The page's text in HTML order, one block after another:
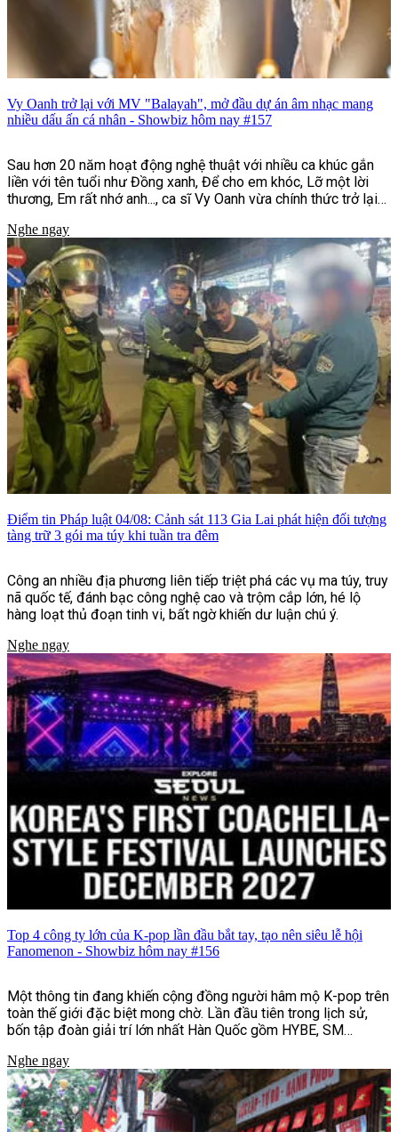
Vy Oanh trở lại với MV "Balayah", mở đầu dự án âm nhạc mang
nhiều dấu ấn cá nhân - Showbiz hôm nay #157
Sau hơn 20 năm hoạt động nghệ thuật với nhiều ca khúc gắn
liền với tên tuổi như Đồng xanh, Để cho em khóc, Lỡ một lời
thương, Em rất nhớ anh..., ca sĩ Vy Oanh vừa chính thức trở lại
"Hai Bản Thể | UNFOLDED", đồng thời đánh dấu bước chuyển
mình rõ nét về hình ảnh, phong cách âm nhạc và định hướng
sáng tạo của nữ ca sĩ sau nhiều năm gắn bó với dòng nhạc
ballad.
Nghe ngay
Điểm tin Pháp luật 04/08: Cảnh sát 113 Gia Lai phát hiện đối tượng
tàng trữ 3 gói ma túy khi tuần tra đêm
Công an nhiều địa phương liên tiếp triệt phá các vụ ma túy, truy
nã quốc tế, đánh bạc công nghệ cao và trộm cắp lớn, hé lộ
hàng loạt thủ đoạn tinh vi, bất ngờ khiến dư luận chú ý.
Nghe ngay
Top 4 công ty lớn của K-pop lần đầu bắt tay, tạo nên siêu lễ hội
Fanomenon - Showbiz hôm nay #156
Một thông tin đang khiến cộng đồng người hâm mộ K-pop trên
toàn thế giới đặc biệt mong chờ. Lần đầu tiên trong lịch sử,
bốn tập đoàn giải trí lớn nhất Hàn Quốc gồm HYBE, SM
cùng bắt tay tổ chức lễ hội âm nhạc và văn hóa quy mô quốc tế
mang tên Fanomenon.
Nghe ngay